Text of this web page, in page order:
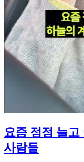
요즘 점점 늘고
사람들